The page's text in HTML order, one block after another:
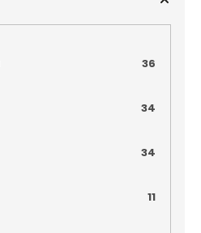
36
34
34
11